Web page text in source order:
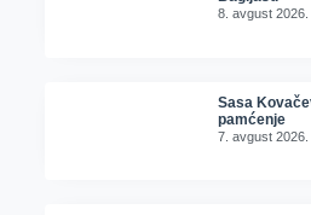
8. avgust 2026.
Sasa
pamćenje
7. avgust 2026.